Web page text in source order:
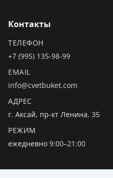
Контакты
ТЕЛЕФОН
+7 (995) 135-98-99
EMAIL
info@cvetbuket.com
АДРЕС
г. Аксай, пр-кт Ленина, 35
РЕЖИМ
ежедневно 9:00–21:00